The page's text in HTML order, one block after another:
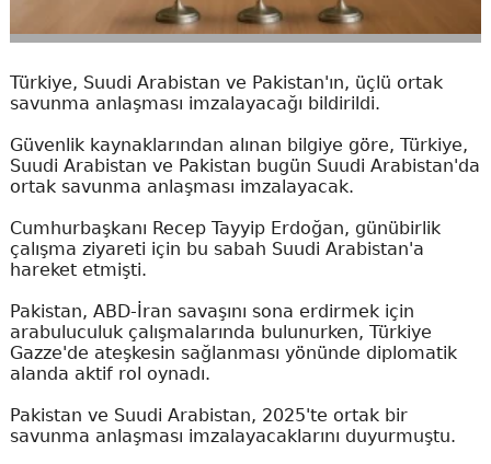
Türkiye, Suudi Arabistan ve Pakistan'ın, üçlü ortak
savunma anlaşması imzalayacağı bildirildi.
Güvenlik kaynaklarından alınan bilgiye göre, Türkiye,
Suudi Arabistan ve Pakistan bugün Suudi Arabistan'da
ortak savunma anlaşması imzalayacak.
Cumhurbaşkanı Recep Tayyip Erdoğan, günübirlik
çalışma ziyareti için bu sabah Suudi Arabistan'a
hareket etmişti.
Pakistan, ABD-İran savaşını sona erdirmek için
arabuluculuk çalışmalarında bulunurken, Türkiye
Gazze'de ateşkesin sağlanması yönünde diplomatik
alanda aktif rol oynadı.
Pakistan ve Suudi Arabistan, 2025'te ortak bir
savunma anlaşması imzalayacaklarını duyurmuştu.